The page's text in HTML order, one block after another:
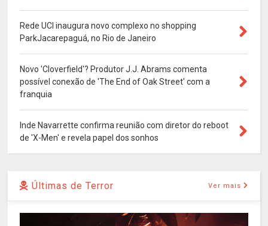
Rede UCI inaugura novo complexo no shopping
ParkJacarepaguá, no Rio de Janeiro
Novo 'Cloverfield'? Produtor J.J. Abrams comenta
possível conexão de 'The End of Oak Street' com a
franquia
Inde Navarrette confirma reunião com diretor do reboot
de 'X-Men' e revela papel dos sonhos
Últimas de Terror Ver mais